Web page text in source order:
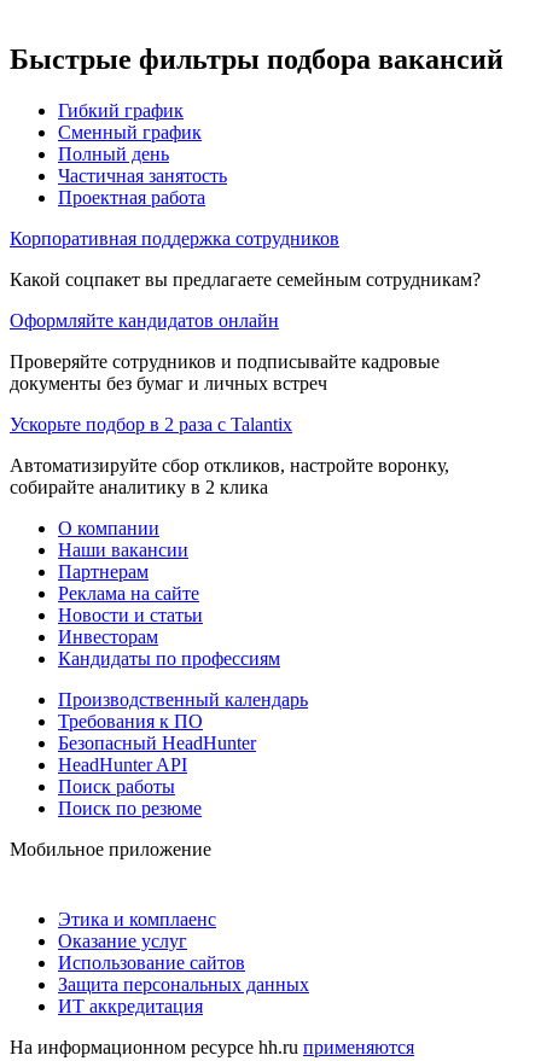
Быстрые фильтры подбора вакансий
Гибкий график
Сменный график
Полный день
Частичная занятость
Проектная работа
Корпоративная поддержка сотрудников
Какой соцпакет вы предлагаете семейным сотрудникам?
Оформляйте кандидатов онлайн
Проверяйте сотрудников и подписывайте кадровые
документы без бумаг и личных встреч
Ускорьте подбор в 2 раза с Talantix
Автоматизируйте сбор откликов, настройте воронку,
собирайте аналитику в 2 клика
О компании
Наши вакансии
Партнерам
Реклама на сайте
Новости и статьи
Инвесторам
Кандидаты по профессиям
Производственный календарь
Требования к ПО
Безопасный HeadHunter
HeadHunter API
Поиск работы
Поиск по резюме
Мобильное приложение
Этика и комплаенс
Оказание услуг
Использование сайтов
Защита персональных данных
ИТ аккредитация
На информационном ресурсе hh.ru применяются